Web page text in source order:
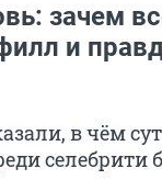
зачем
и
в чём
селебрити